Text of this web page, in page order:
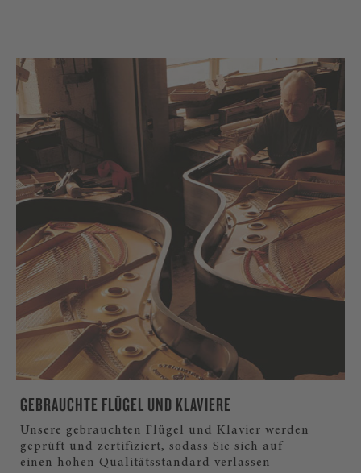
GEBRAUCHTE FLÜGEL UND KLAVIERE
Unsere gebrauchten Flügel und Klavier werden
geprüft und zertifiziert, sodass Sie sich auf
einen hohen Qualitätsstandard verlassen